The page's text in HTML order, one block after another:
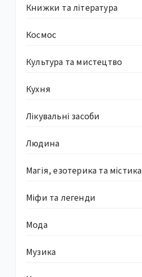
Книжки та література
Космос
Культура та мистецтво
Кухня
Лікувальні засоби
Людина
Магія, езотерика та містика
Міфи та легенди
Мода
Музика